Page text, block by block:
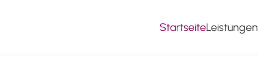
StartseiteLeistungen